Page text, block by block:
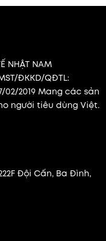
NHẬT NAM
ĐKKD/QĐTL:
02/2019 Mang các sản
người tiêu dùng Việt.
Đội Cấn, Ba Đình,